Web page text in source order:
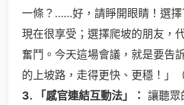
一條？……好，請睜開眼睛！選
現在很享受；選擇爬坡的朋友，
奮鬥。今天這場會議，就是要告
的上坡路，走得更快、更穩！」
3. 「感官連結互動法」： 讓聽眾